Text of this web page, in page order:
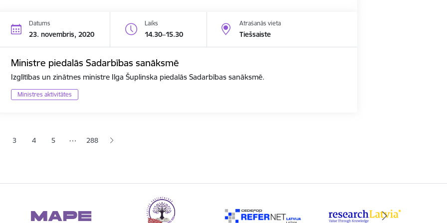
Datums
23. novembris, 2020
Laiks
14.30–15.30
Atrašanās vieta
Tiešsaiste
Ministre piedalās Sadarbības sanāksmē
Izglītības un zinātnes ministre Ilga Šuplinska piedalās Sadarbības sanāksmē.
Ministres aktivitātes
lapaLapa
3 Lapa
4 Lapa
5 … 288